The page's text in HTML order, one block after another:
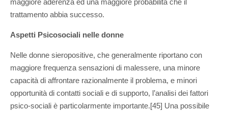
maggiore aderenza ed una maggiore probabilità che il
trattamento abbia successo.
Aspetti Psicosociali nelle donne
Nelle donne sieropositive, che generalmente riportano con
maggiore frequenza sensazioni di malessere, una minore
capacità di affrontare razionalmente il problema, e minori
opportunità di contatti sociali e di supporto, l’analisi dei fattori
psico-sociali è particolarmente importante.[45] Una possibile